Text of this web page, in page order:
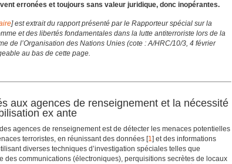
erronées et toujours sans valeur juridique, donc inopérantes.
] est extrait du rapport présenté par le Rapporteur spécial sur la
et des libertés fondamentales dans la lutte antiterroriste lors de la
de l’Organisation des Nations Unies (cote : A/HRC/10/3, 4 février
au bas de cette page.
aux agences de renseignement et la nécessité
ex ante
agences de renseignement est de détecter les menaces potentielles
terroristes, en réunissant des données [1] et des informations
diverses techniques d’investigation spéciales telles que
des communications (électroniques), perquisitions secrètes de locaux